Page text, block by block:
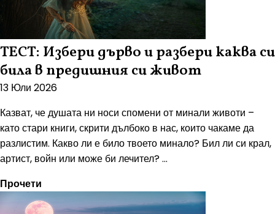
ТЕСТ: Избери дърво и разбери каква си
била в предишния си живот
13 Юли 2026
Казват, че душата ни носи спомени от минали животи –
като стари книги, скрити дълбоко в нас, които чакаме да
разлистим. Какво ли е било твоето минало? Бил ли си крал,
артист, войн или може би лечител? ...
Прочети